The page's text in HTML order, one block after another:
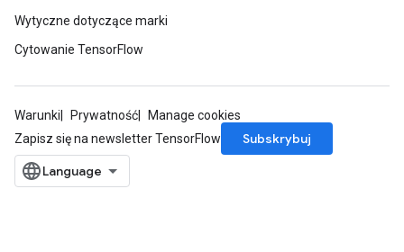
Wytyczne dotyczące marki
Cytowanie TensorFlow
Warunki Prywatność
Manage cookies
Zapisz się na newsletter TensorFlow
Subskrybuj